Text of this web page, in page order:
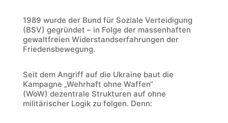
1989 wurde der Bund für Soziale Verteidigung
(BSV) gegründet – in Folge der massenhaften
gewaltfreien Widerstandserfahrungen der
Friedensbewegung.
Seit dem Angriff auf die Ukraine baut die
Kampagne „Wehrhaft ohne Waffen“
(WoW) dezentrale Strukturen auf ohne
militärischer Logik zu folgen. Denn: